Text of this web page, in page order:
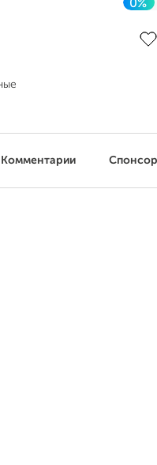
0%
Комментарии